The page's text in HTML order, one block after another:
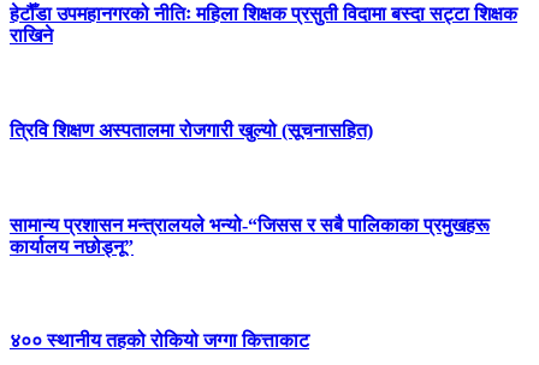
हेटौँडा उपमहानगरको नीतिः महिला शिक्षक प्रसुती विदामा बस्दा सट्टा शिक्षक
राखिने
त्रिवि शिक्षण अस्पतालमा रोजगारी खुल्यो (सूचनासहित)
सामान्य प्रशासन मन्त्रालयले भन्यो-“जिसस र सबै पालिकाका प्रमुखहरू
कार्यालय नछोड्नू”
४०० स्थानीय तहको रोकियो जग्गा कित्ताकाट